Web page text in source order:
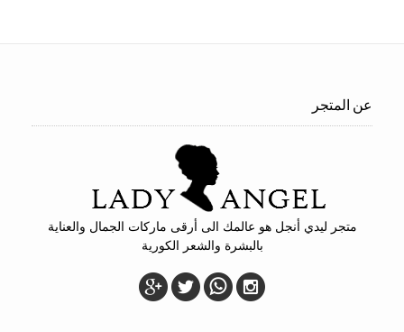
عن المتجر
متجر ليدي أنجل هو عالمك الى أرقى ماركات الجمال والعناية
بالبشرة والشعر الكورية